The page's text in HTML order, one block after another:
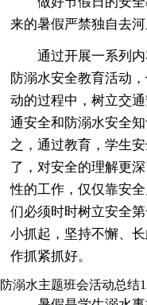
来的暑假严禁独自去
通过开展一系列
防溺水安全教育活动
动的过程中，树立交
通安全和防溺水安全
之，通过教育，学生
了，对安全的理解更
性的工作，仅仅靠安
们必须时时树立安全
小抓起，坚持不懈、
作抓紧抓好。
防溺水主题班会活动总结